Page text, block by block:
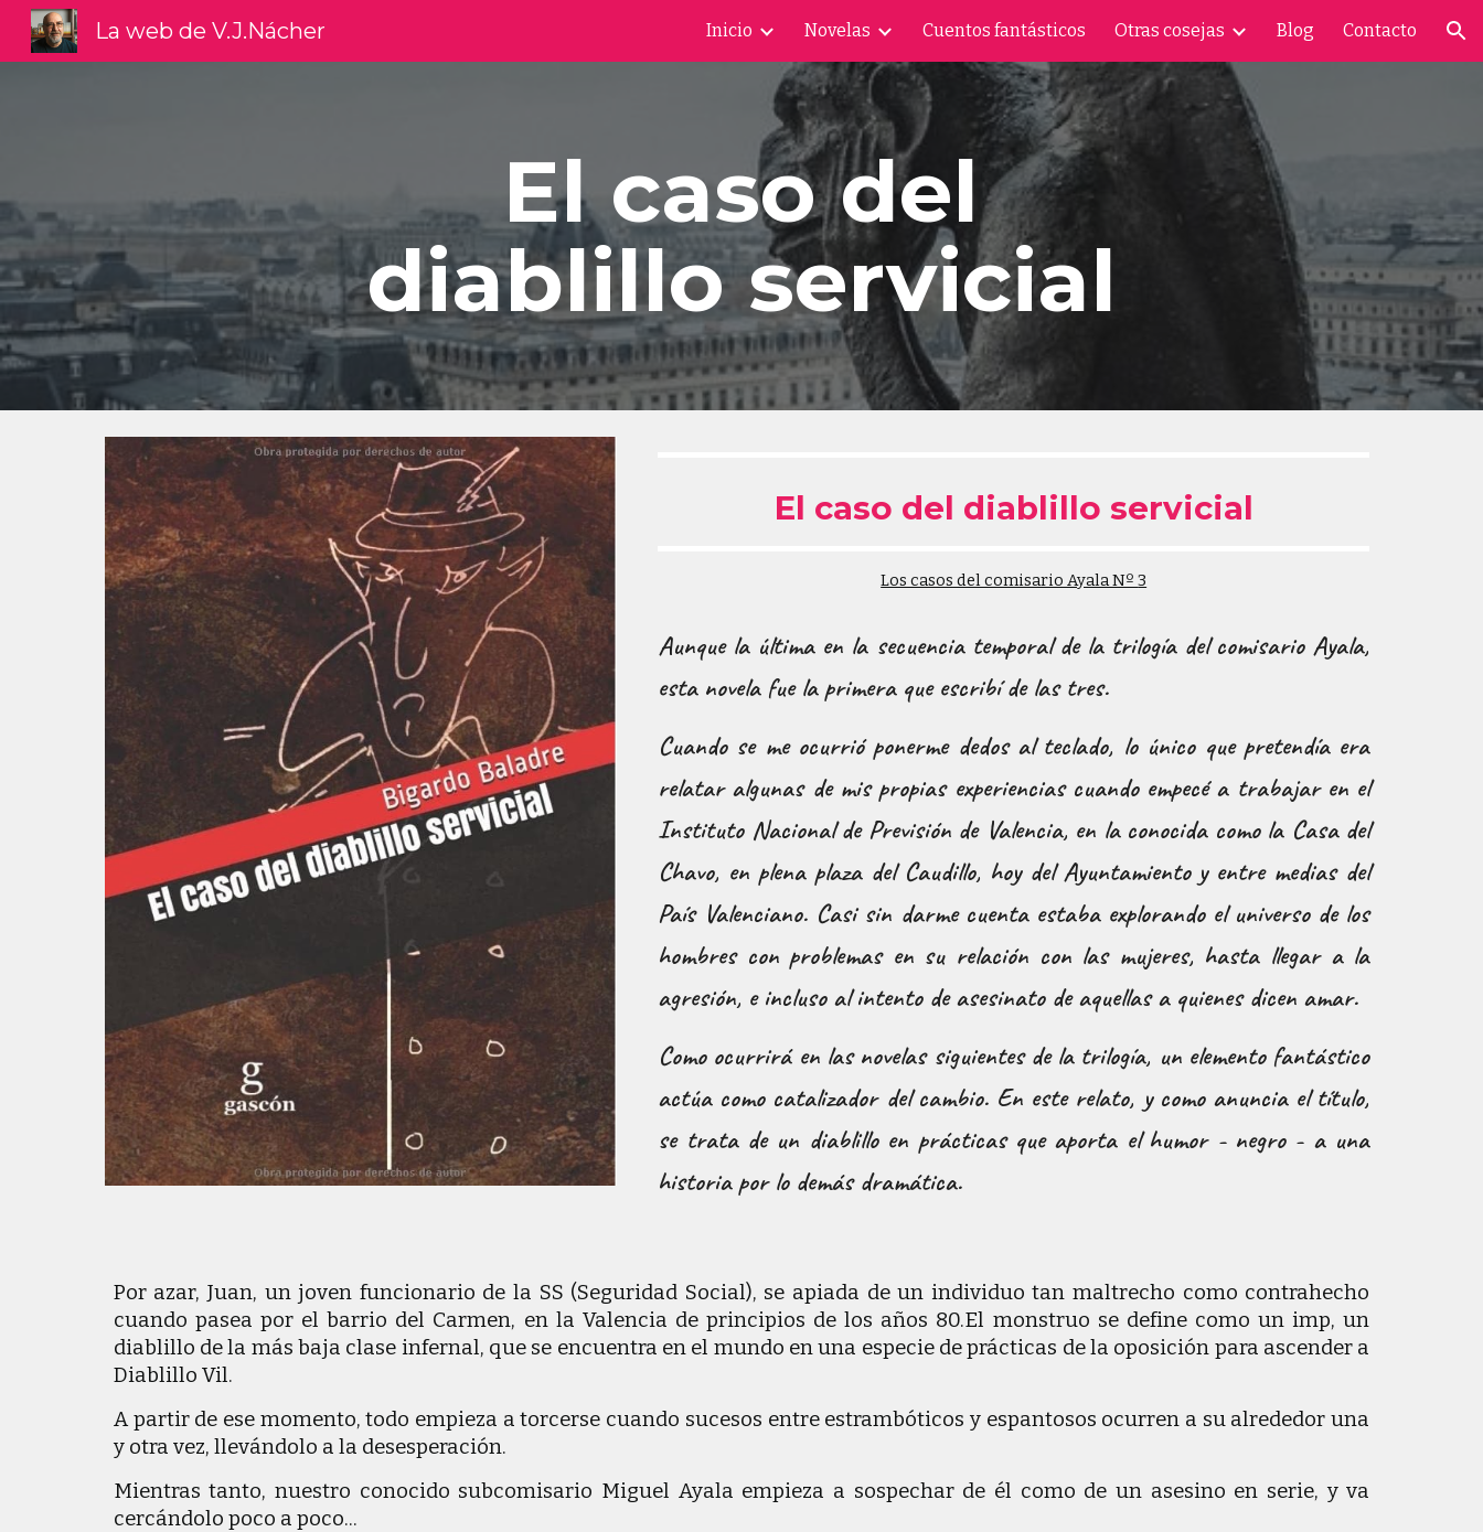
Skip to navigation
La web de V.J.Nácher Inicio Novelas Cuentos fantásticos Otras cosejas Blog Contacto
El caso del
diablillo servicial
El caso del diablillo servicial
Los casos del comisario Ayala Nº3
Aunque la última en la secuencia temporal de la trilogía del comisario Ayala,
esta novela fue la primera que escribí de las tres.
Cuando se me ocurrió ponerme dedos al teclado, lo único que pretendía era
relatar algunas de mis propias experiencias cuando empecé a trabajar en el
Instituto Nacional de Previsión de Valencia, en la conocida como la Casa del
Chavo, en plena plaza del Caudillo, hoy del Ayuntamiento y entre medias del
País Valenciano. Casi sin darme cuenta estaba explorando el universo de los
hombres con problemas en su relación con las mujeres, hasta llegar a la
agresión, e incluso al intento de asesinato de aquellas a quienes dicen amar.
Como ocurrirá en las novelas siguientes de la trilogía, un elemento fantástico
actúa como catalizador del cambio. En este relato, y como anuncia el título,
se trata de un diablillo en prácticas que aporta el humor - negro - a una
historia por lo demás dramática.
Por azar, Juan, un joven funcionario de la SS (Seguridad Social), se apiada de un individuo tan maltrecho como contrahecho
cuando pasea por el barrio del Carmen, en la Valencia de principios de los años 80.El monstruo se define como un imp, un
diablillo de la más baja clase infernal, que se encuentra en el mundo en una especie de prácticas de la oposición para ascender a
Diablillo Vil.
A partir de ese momento, todo empieza a torcerse cuando sucesos entre estrambóticos y espantosos ocurren a su alrededor una
y otra vez, llevándolo a la desesperación.
Mientras tanto, nuestro conocido subcomisario Miguel Ayala empieza a sospechar de él como de un asesino en serie, y va
cercándolo poco a poco...